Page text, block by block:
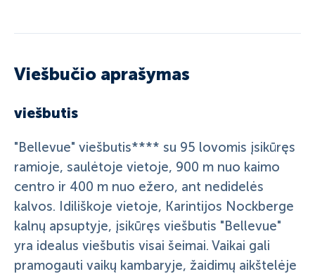
Viešbučio aprašymas
viešbutis
"Bellevue" viešbutis**** su 95 lovomis įsikūręs
ramioje, saulėtoje vietoje, 900 m nuo kaimo
centro ir 400 m nuo ežero, ant nedidelės
kalvos. Idiliškoje vietoje, Karintijos Nockberge
kalnų apsuptyje, įsikūręs viešbutis "Bellevue"
yra idealus viešbutis visai šeimai. Vaikai gali
pramogauti vaikų kambaryje, žaidimų aikštelėje